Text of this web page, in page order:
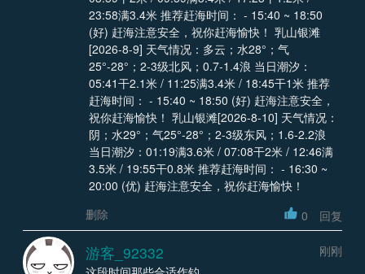
23:58满3.4米 推荐赶海时间： - 15:40 ~ 18:50
(好) 赶海注意安全，祝你赶海愉快！ 乳山银滩
[2026-8-9] 天气情况：多云；水28°；气
25°-28°；2-3级北风；0.7-1.4浪 当日潮汐：
05:41干2.1米 / 11:25满3.4米 / 18:45干1米 推荐
赶海时间： - 15:40 ~ 18:50 (好) 赶海注意安全，
祝你赶海愉快！ 乳山银滩[2026-8-10] 天气情况：
阴；水29°；气25°-28°；2-3级东风；1.6-2.2浪
当日潮汐：01:19满3.6米 / 07:08干2米 / 12:46满
3.5米 / 19:55干0.8米 推荐赶海时间： - 16:30 ~
20:00 (优) 赶海注意安全，祝你赶海愉快！
删除
0 回复
游客_92332
刚刚